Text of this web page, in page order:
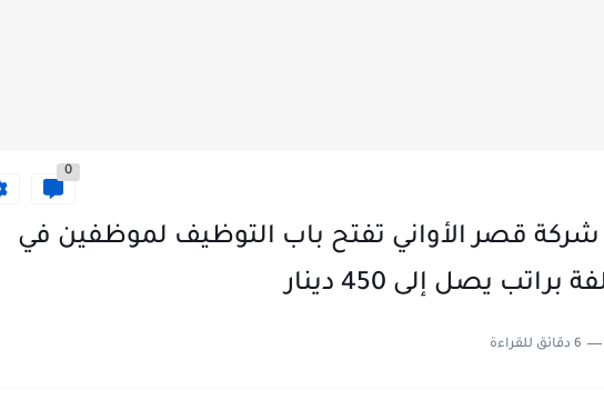
0
قصر الأواني تفتح باب التوظيف لموظفين في
يصل إلى 450 دينار
6 دقائق للقراءة